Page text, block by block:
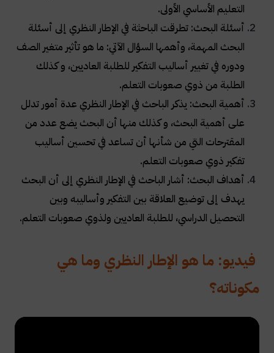
التعليم الأساسي الأولى.
أسئلة البحث: تطرقت الباحثة في الإطار النظري إلى أسئلة
البحث المهمة، وأهمها السؤال الآتي: ما هو تأثير متغير الصف
ودوره في تغيير أساليب التفكير للطلبة العاديين، و كذلك
الطلبة من ذوي صعوبات التعلم.
أهمية البحث: يذكر الباحث في الإطار النظري عدة أمور تدلل
على أهمية البحث، و كذلك منها أن البحث يضع عدد من
المقترحات التي من شأنها أن تساعد في تحسين أساليب
تفكير ذوي صعوبات التعلم.
أهداف البحث: أشار الباحث في الإطار النظري إلى أن البحث
يهدف إلى توضيع العلاقة بين التفكير وأساليبه وبين
التحصيل الدراسي، للطلبة العاديين ولذوي صعوبات التعلم.
فيديو: ما هو الإطار النظري وما هي
مكوناته؟